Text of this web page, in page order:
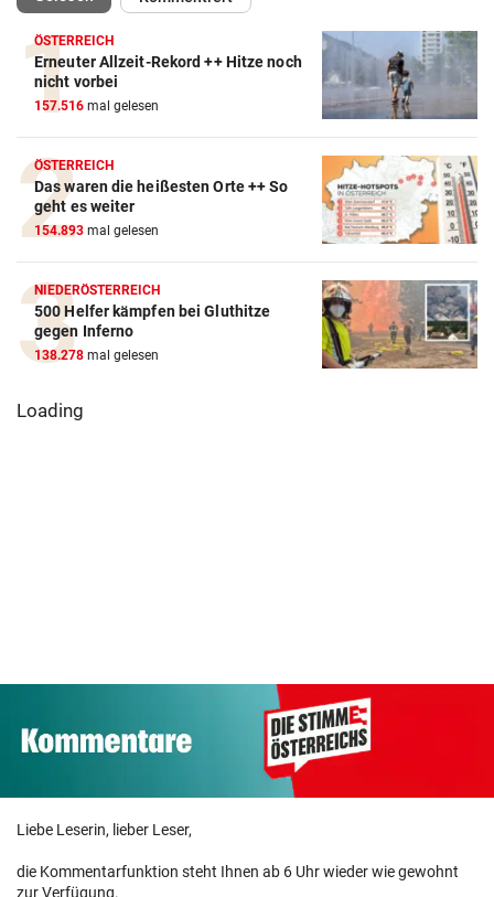
ÖSTERREICH
Erneuter Allzeit-Rekord ++ Hitze noch
nicht vorbei
157.516 mal gelesen
ÖSTERREICH
Das waren die heißesten Orte ++ So
geht es weiter
154.893 mal gelesen
NIEDERÖSTERREICH
500 Helfer kämpfen bei Gluthitze
gegen Inferno
138.278 mal gelesen
Loading
Liebe Leserin, lieber Leser,
die Kommentarfunktion steht Ihnen ab 6 Uhr wieder wie gewohnt
zur Verfügung.